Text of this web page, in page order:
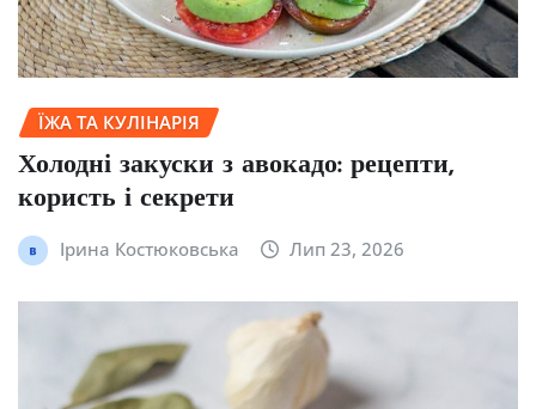
ЇЖА ТА КУЛІНАРІЯ
Холодні закуски з авокадо: рецепти,
користь і секрети
Ірина Костюковська Лип 23, 2026